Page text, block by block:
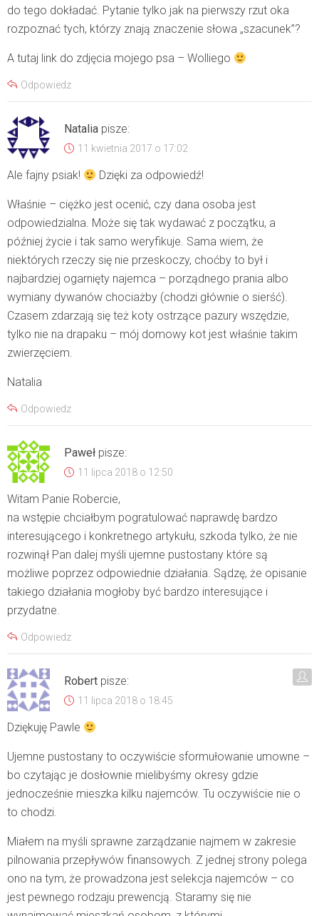
do tego dokładać. Pytanie tylko jak na pierwszy rzut oka
rozpoznać tych, którzy znają znaczenie słowa „szacunek”?
A tutaj link do zdjęcia mojego psa – Wolliego
Odpowiedz
Natalia pisze:
11 kwietnia 2017 o 17:02
Ale fajny psiak! Dzięki za odpowiedź!
Właśnie – ciężko jest ocenić, czy dana osoba jest
odpowiedzialna. Może się tak wydawać z początku, a
później życie i tak samo weryfikuje. Sama wiem, że
niektórych rzeczy się nie przeskoczy, choćby to był i
najbardziej ogarnięty najemca – porządnego prania albo
wymiany dywanów chociażby (chodzi głównie o sierść).
Czasem zdarzają się też koty ostrzące pazury wszędzie,
tylko nie na drapaku – mój domowy kot jest właśnie takim
zwierzęciem.
Natalia
Odpowiedz
Paweł pisze:
11 lipca 2018 o 12:50
Witam Panie Robercie,
na wstępie chciałbym pogratulować naprawdę bardzo
interesującego i konkretnego artykułu, szkoda tylko, że nie
rozwinął Pan dalej myśli ujemne pustostany które są
możliwe poprzez odpowiednie działania. Sądzę, że opisanie
takiego działania mogłoby być bardzo interesujące i
przydatne.
Odpowiedz
Robert pisze:
11 lipca 2018 o 18:45
Dziękuję Pawle
Ujemne pustostany to oczywiście sformułowanie umowne –
bo czytając je dosłownie mielibyśmy okresy gdzie
jednocześnie mieszka kilku najemców. Tu oczywiście nie o
to chodzi.
Miałem na myśli sprawne zarządzanie najmem w zakresie
pilnowania przepływów finansowych. Z jednej strony polega
ono na tym, że prowadzona jest selekcja najemców – co
jest pewnego rodzaju prewencją. Staramy się nie